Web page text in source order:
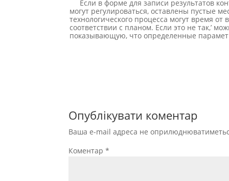
Если в форме для записи результатов
могут регулироваться, оставлены пустые
технологического процесса могут время
соответствии с планом. Если это не так,’
показываю­щую, что определенные
Опублікувати коментар
Ваша e-mail адреса не
Коментар*